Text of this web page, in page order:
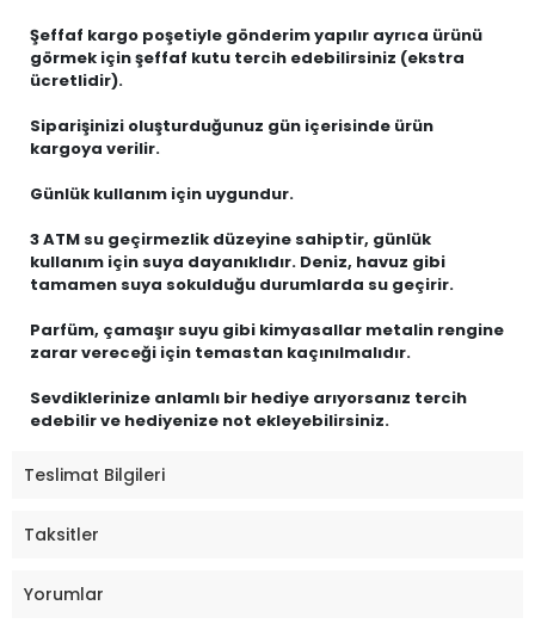
Şeffaf kargo poşetiyle gönderim yapılır ayrıca ürünü
görmek için şeffaf kutu tercih edebilirsiniz (ekstra
ücretlidir).
Siparişinizi oluşturduğunuz gün içerisinde ürün
kargoya verilir.
Günlük kullanım için uygundur.
3 ATM su geçirmezlik düzeyine sahiptir, günlük
kullanım için suya dayanıklıdır. Deniz, havuz gibi
tamamen suya sokulduğu durumlarda su geçirir.
Parfüm, çamaşır suyu gibi kimyasallar metalin rengine
zarar vereceği için temastan kaçınılmalıdır.
Sevdiklerinize anlamlı bir hediye arıyorsanız tercih
edebilir ve hediyenize not ekleyebilirsiniz.
Teslimat Bilgileri
Taksitler
Yorumlar